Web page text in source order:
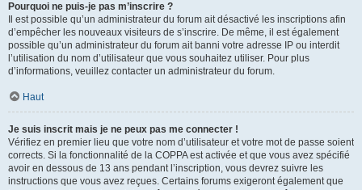
Pourquoi ne puis-je pas m’inscrire ?
Il est possible qu’un administrateur du forum ait désactivé les inscriptions afin
d’empêcher les nouveaux visiteurs de s’inscrire. De même, il est également
possible qu’un administrateur du forum ait banni votre adresse IP ou interdit
l’utilisation du nom d’utilisateur que vous souhaitez utiliser. Pour plus
d’informations, veuillez contacter un administrateur du forum.
Haut
Je suis inscrit mais je ne peux pas me connecter !
Vérifiez en premier lieu que votre nom d’utilisateur et votre mot de passe soient
corrects. Si la fonctionnalité de la COPPA est activée et que vous avez spécifié
avoir en dessous de 13 ans pendant l’inscription, vous devrez suivre les
instructions que vous avez reçues. Certains forums exigeront également que